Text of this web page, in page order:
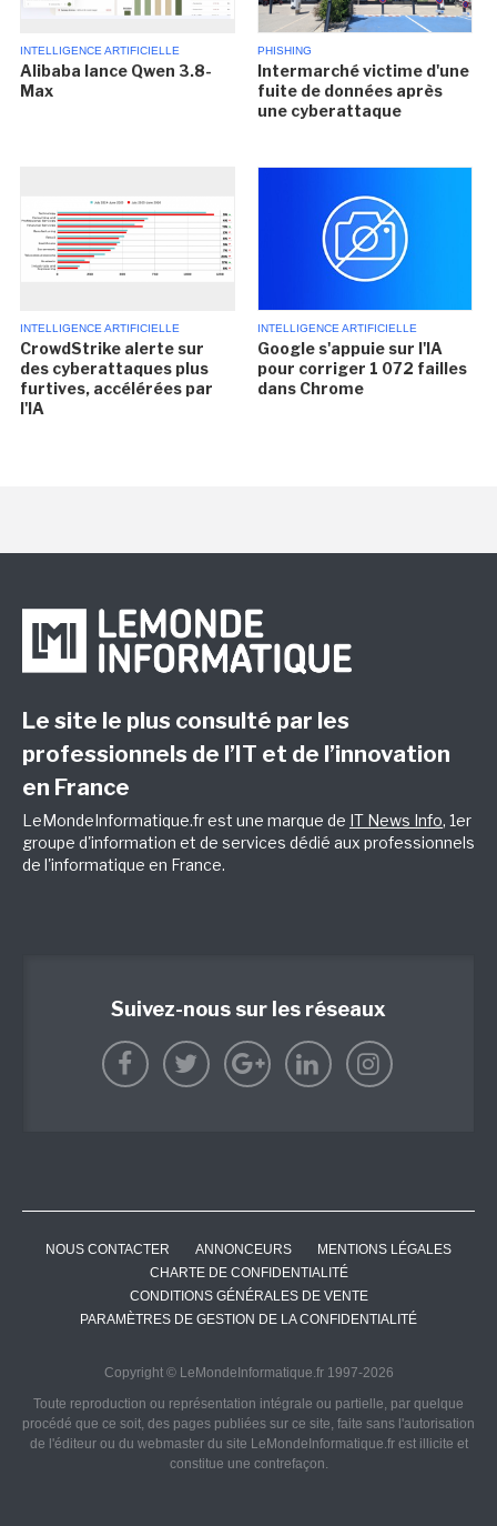
INTELLIGENCE ARTIFICIELLE
Alibaba lance Qwen 3.8-
Max
PHISHING
Intermarché victime d'une
fuite de données après
une cyberattaque
INTELLIGENCE ARTIFICIELLE
CrowdStrike alerte sur
des cyberattaques plus
furtives, accélérées par
l'IA
INTELLIGENCE ARTIFICIELLE
Google s'appuie sur l'IA
pour corriger 1 072 failles
dans Chrome
Le site le plus consulté par les
professionnels de l’IT et de l’innovation
en France
LeMondeInformatique.fr est une marque de IT News Info, 1er
groupe d'information et de services dédié aux professionnels
de l'informatique en France.
Suivez-nous sur les réseaux
NOUS CONTACTER ANNONCEURS
MENTIONS LÉGALES
CHARTE DE CONFIDENTIALITÉ
CONDITIONS GÉNÉRALES DE VENTE
PARAMÈTRES DE GESTION DE LA CONFIDENTIALITÉ
Copyright © LeMondeInformatique.fr 1997-2026
Toute reproduction ou représentation intégrale ou partielle, par quelque
procédé que ce soit, des pages publiées sur ce site, faite sans l'autorisation
de l'éditeur ou du webmaster du site LeMondeInformatique.fr est illicite et
constitue une contrefaçon.